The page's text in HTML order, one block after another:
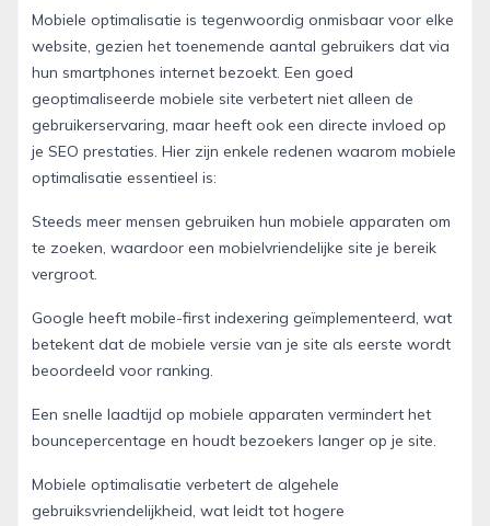
Mobiele optimalisatie is tegenwoordig onmisbaar voor elke
website, gezien het toenemende aantal gebruikers dat via
hun smartphones internet bezoekt. Een goed
geoptimaliseerde mobiele site verbetert niet alleen de
gebruikerservaring, maar heeft ook een directe invloed op
je SEO prestaties. Hier zijn enkele redenen waarom mobiele
optimalisatie essentieel is:
Steeds meer mensen gebruiken hun mobiele apparaten om
te zoeken, waardoor een mobielvriendelijke site je bereik
vergroot.
Google heeft mobile-first indexering geïmplementeerd, wat
betekent dat de mobiele versie van je site als eerste wordt
beoordeeld voor ranking.
Een snelle laadtijd op mobiele apparaten vermindert het
bouncepercentage en houdt bezoekers langer op je site.
Mobiele optimalisatie verbetert de algehele
gebruiksvriendelijkheid, wat leidt tot hogere